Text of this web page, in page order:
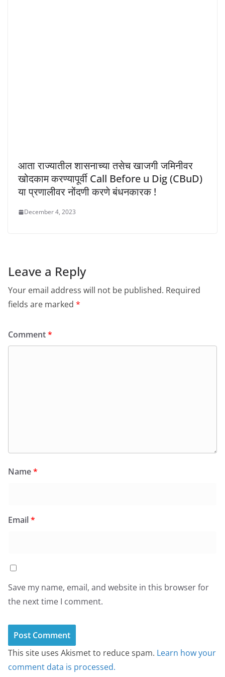
आता राज्यातील शासनाच्या तसेच खाजगी जमिनीवर
खोदकाम करण्यापूर्वी Call Before u Dig (CBuD)
या प्रणालीवर नोंदणी करणे बंधनकारक !
December 4, 2023
Leave a Reply
Your email address will not be published. Required
fields are marked *
Comment*
Name*
Email*
Save my name, email, and website in this browser for
the next time I comment.
This site uses Akismet to reduce spam. Learn how your
comment data is processed.